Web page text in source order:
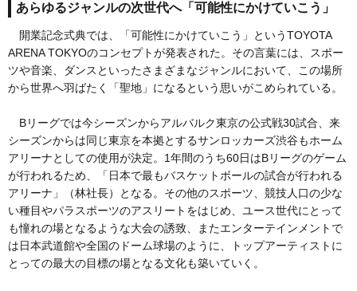
あらゆるジャンルの次世代へ「可能性にかけていこう」
開業記念式典では、「可能性にかけていこう」というTOYOTA
ARENA TOKYOのコンセプトが発表された。その言葉には、スポー
ツや音楽、ダンスといったさまざまなジャンルにおいて、この場所
から世界へ羽ばたく「聖地」になるという思いがこめられている。
Bリーグでは今シーズンからアルバルク東京の公式戦30試合、来
シーズンからは同じ東京を本拠とするサンロッカーズ渋谷もホーム
アリーナとしての使用が決定。1年間のうち60日はBリーグのゲーム
が行われるため、「日本で最もバスケットボールの試合が行われる
アリーナ」（林社長）となる。その他のスポーツ、競技人口の少な
い種目やパラスポーツのアスリートをはじめ、ユース世代にとって
も憧れの場となるような大会の誘致、またエンターテインメントで
は日本武道館や全国のドーム球場のように、トップアーティストに
とっての最大の目標の場となる文化も築いていく。